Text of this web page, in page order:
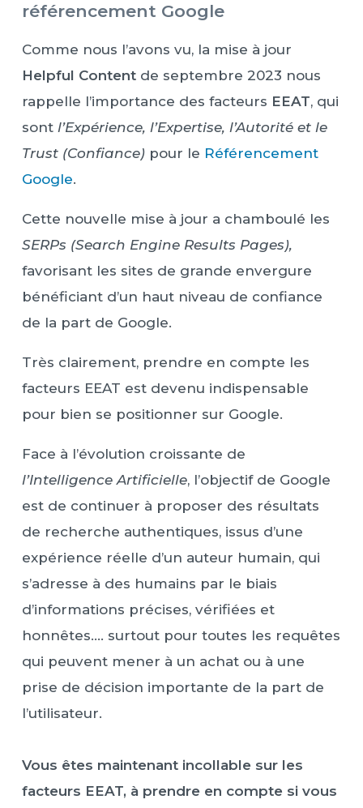
référencement Google
Comme nous l’avons vu, la mise à jour
Helpful Contentde septembre 2023 nous
rappelle l’importance des facteurs EEAT, qui
sont l’Expérience, l’Expertise, l’Autorité et le
Trust (Confiance)pour le Référencement
Google.
Cette nouvelle mise à jour a chamboulé les
SERPs (Search Engine Results Pages),
favorisant les sites de grande envergure
bénéficiant d’un haut niveau de confiance
de la part de Google.
Très clairement, prendre en compte les
facteurs EEAT est devenu indispensable
pour bien se positionner sur Google.
Face à l’évolution croissante de
l’Intelligence Artificielle, l’objectif de Google
est de continuer à proposer des résultats
de recherche authentiques, issus d’une
expérience réelle d’un auteur humain, qui
s’adresse à des humains par le biais
d’informations précises, vérifiées et
honnêtes.… surtout pour toutes les requêtes
qui peuvent mener à un achat ou à une
prise de décision importante de la part de
l’utilisateur.
Vous êtes maintenant incollable sur les
facteurs EEAT, à prendre en compte si vous